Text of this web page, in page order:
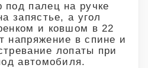
палец на ручке
запястье, а угол
и ковшом в 22
напряжение в спине и
лопаты при
автомобиля.